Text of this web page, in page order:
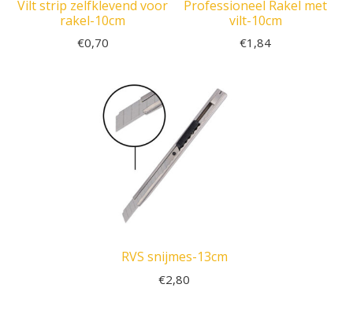
Vilt strip zelfklevend voor
rakel-10cm
€0,70
Professioneel Rakel met
vilt-10cm
€1,84
RVS snijmes-13cm
€2,80